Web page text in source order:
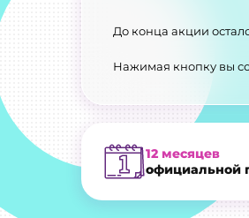
До конца акции
Нажимая кнопку вы
12 месяцев
официальной